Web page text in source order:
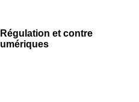
et contre